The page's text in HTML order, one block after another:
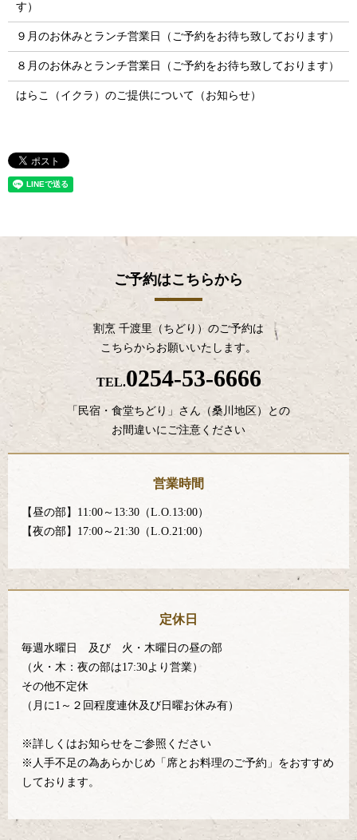
す）
９月のお休みとランチ営業日（ご予約をお待ち致しております）
８月のお休みとランチ営業日（ご予約をお待ち致しております）
はらこ（イクラ）のご提供について（お知らせ）
ご予約はこちらから
割烹 千渡里（ちどり）のご予約は
こちらからお願いいたします。
TEL.0254-53-6666
「民宿・食堂ちどり」さん（桑川地区）との
お間違いにご注意ください
営業時間
【昼の部】11:00～13:30（L.O.13:00）
【夜の部】17:00～21:30（L.O.21:00）
定休日
毎週水曜日 及び 火・木曜日の昼の部
（火・木：夜の部は17:30より営業）
その他不定休
（月に1～２回程度連休及び日曜お休み有）
※詳しくはお知らせをご参照ください
※人手不足の為あらかじめ「席とお料理のご予約」をおすすめ
しております。